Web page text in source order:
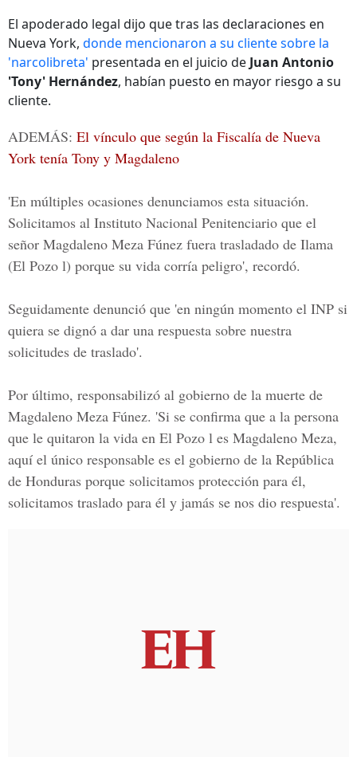
El apoderado legal dijo que tras las declaraciones en
Nueva York, donde mencionaron a su cliente sobre la
'narcolibreta' presentada en el juicio de Juan Antonio
'Tony' Hernández, habían puesto en mayor riesgo a su
cliente.
ADEMÁS: El vínculo que según la Fiscalía de Nueva
York tenía Tony y Magdaleno
'En múltiples ocasiones denunciamos esta situación.
Solicitamos al Instituto Nacional Penitenciario que el
señor Magdaleno Meza Fúnez fuera trasladado de Ilama
(El Pozo l) porque su vida corría peligro', recordó.
Seguidamente denunció que 'en ningún momento el INP si
quiera se dignó a dar una respuesta sobre nuestra
solicitudes de traslado'.
Por último, responsabilizó al gobierno de la muerte de
Magdaleno Meza Fúnez. 'Si se confirma que a la persona
que le quitaron la vida en El Pozo l es Magdaleno Meza,
aquí el único responsable es el gobierno de la República
de Honduras porque solicitamos protección para él,
solicitamos traslado para él y jamás se nos dio respuesta'.